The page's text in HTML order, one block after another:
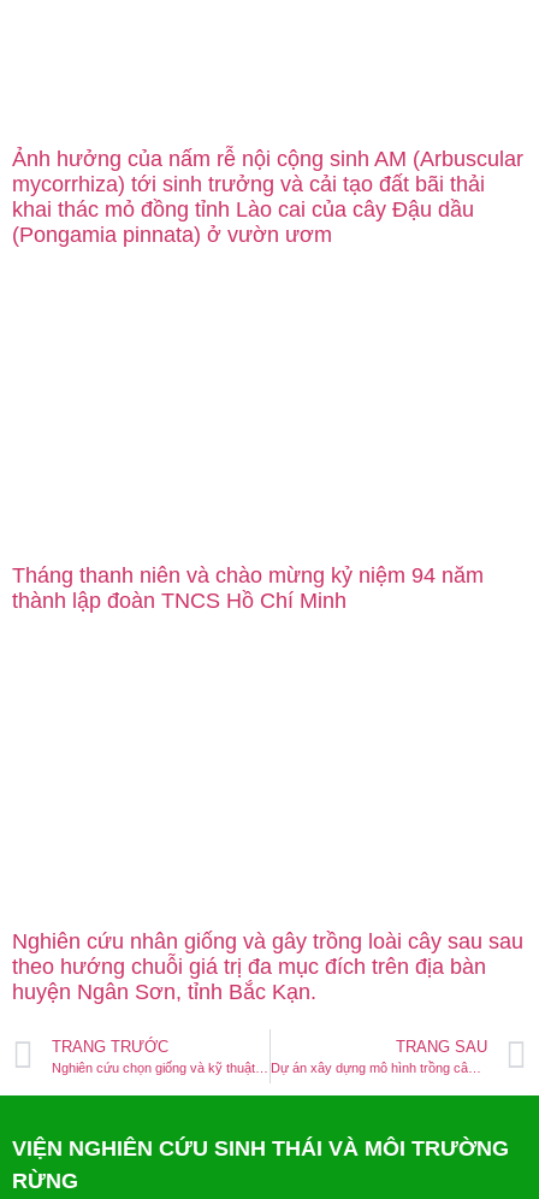
Ảnh hưởng của nấm rễ nội cộng sinh AM (Arbuscular
mycorrhiza) tới sinh trưởng và cải tạo đất bãi thải
khai thác mỏ đồng tỉnh Lào cai của cây Đậu dầu
(Pongamia pinnata) ở vườn ươm
Tháng thanh niên và chào mừng kỷ niệm 94 năm
thành lập đoàn TNCS Hồ Chí Minh
Nghiên cứu nhân giống và gây trồng loài cây sau sau
theo hướng chuỗi giá trị đa mục đích trên địa bàn
huyện Ngân Sơn, tỉnh Bắc Kạn.
TRANG TRƯỚC TRANG SAU
Dự án xây dựng mô hình trồng cây Dẻ ván tại huyện Ngân sơn
VIỆN NGHIÊN CỨU SINH THÁI VÀ MÔI TRƯỜNG
RỪNG